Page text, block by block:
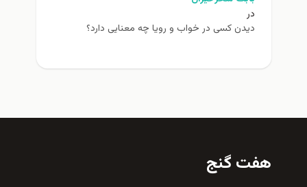
در
دیدن کسی در خواب و رویا چه معنایی دارد؟
هفت گنج